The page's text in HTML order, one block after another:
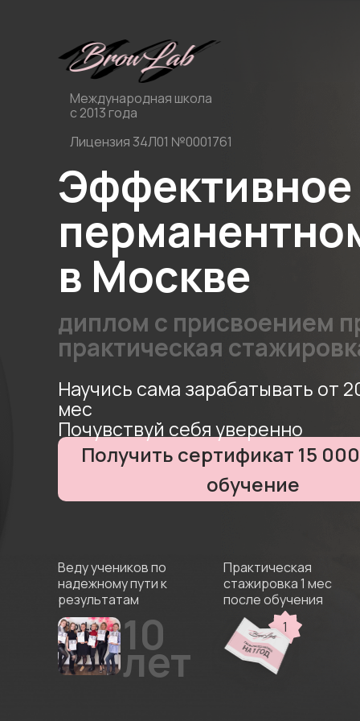
Эффективное
в Москве
диплом с присвоением
практическая
Международная школа
с 2013 года
Лицензия 34Л01 №0001761
Получить сертификат 15
обучение
1
Веду учеников по
надежному пути к
результатам
10
лет
Практическая
стажировка 1 мес
после обучения
Научись сама зарабатывать от
мес
Почувствуй себя уверенно